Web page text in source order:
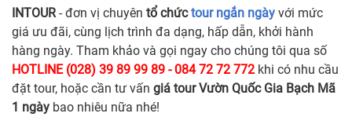
INTOUR- đơn vị chuyên tổ chứctour ngắn ngày với mức
giá ưu đãi, cùng lịch trình đa dạng, hấp dẫn, khởi hành
hàng ngày. Tham khảo và gọi ngay cho chúng tôi qua số
HOTLINE (028) 39 89 99 89 - 084 72 72 772 khi có nhu cầu
đặt tour, hoặc cần tư vấn giá tour Vườn Quốc Gia Bạch Mã
1 ngày bao nhiêu nữa nhé!